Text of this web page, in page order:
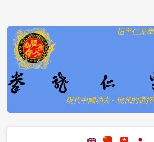
恒宇仁龙拳
現代中國功夫 - 現代的選擇